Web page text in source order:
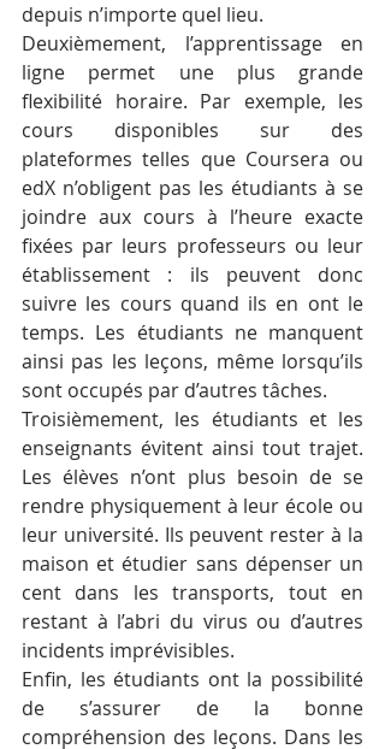
depuis n’importe quel lieu.
Deuxièmement, l’apprentissage en
ligne permet une plus grande
flexibilité horaire. Par exemple, les
cours disponibles sur des
plateformes telles que Coursera ou
edX n’obligent pas les étudiants à se
joindre aux cours à l’heure exacte
fixées par leurs professeurs ou leur
établissement : ils peuvent donc
suivre les cours quand ils en ont le
temps. Les étudiants ne manquent
ainsi pas les leçons, même lorsqu’ils
sont occupés par d’autres tâches.
Troisièmement, les étudiants et les
enseignants évitent ainsi tout trajet.
Les élèves n’ont plus besoin de se
rendre physiquement à leur école ou
leur université. Ils peuvent rester à la
maison et étudier sans dépenser un
cent dans les transports, tout en
restant à l’abri du virus ou d’autres
incidents imprévisibles.
Enfin, les étudiants ont la possibilité
de s’assurer de la bonne
compréhension des leçons. Dans les